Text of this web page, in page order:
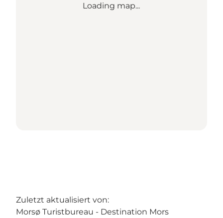
Loading map...
Zuletzt aktualisiert von:
Morsø Turistbureau - Destination Mors